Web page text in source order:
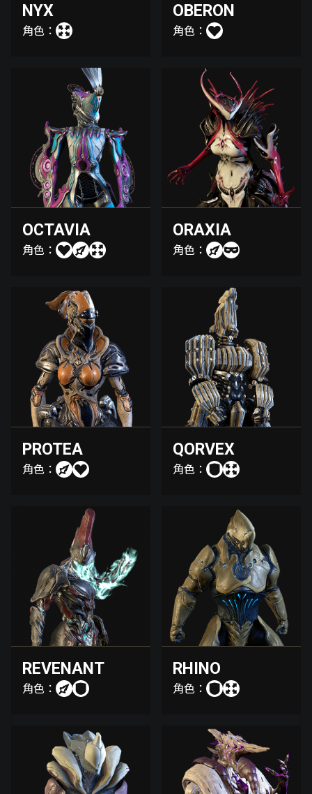
NYX
角色：
OBERON
角色：
OCTAVIA
角色：
ORAXIA
角色：
PROTEA
角色：
QORVEX
角色：
REVENANT
角色：
RHINO
角色：